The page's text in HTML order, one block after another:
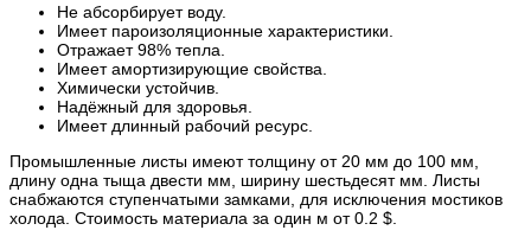
Не абсорбирует воду.
Имеет пароизоляционные характеристики.
Отражает 98% тепла.
Имеет амортизирующие свойства.
Химически устойчив.
Надёжный для здоровья.
Имеет длинный рабочий ресурс.
Промышленные листы имеют толщину от 20 мм до 100 мм,
длину одна тыща двести мм, ширину шестьдесят мм. Листы
снабжаются ступенчатыми замками, для исключения мостиков
холода. Стоимость материала за один м от 0.2 $.